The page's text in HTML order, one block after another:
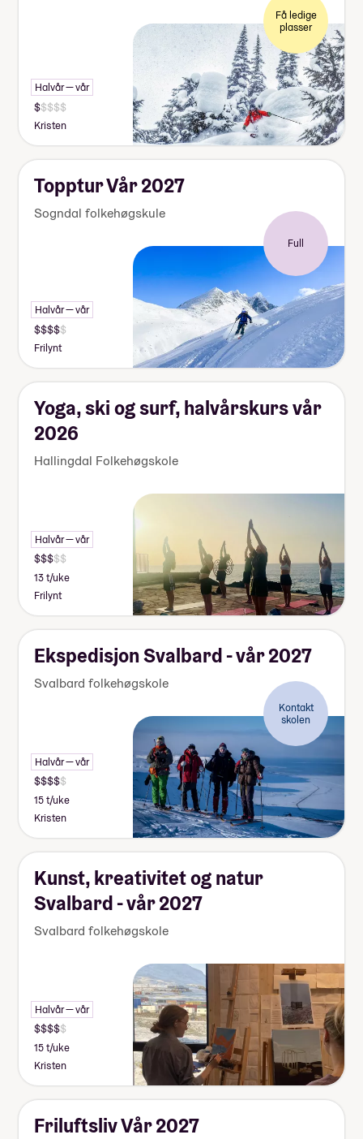
Få ledige
plasser
Halvår — vår
Kristen
Topptur Vår 2027
Sogndal folkehøgskule
Full
Halvår — vår
Frilynt
Yoga, ski og surf, halvårskurs vår
2026
Hallingdal Folkehøgskole
Halvår — vår
13 t/uke
Frilynt
Ekspedisjon Svalbard - vår 2027
Svalbard folkehøgskole
Kontakt
skolen
Halvår — vår
15 t/uke
Kristen
Kunst, kreativitet og natur
Svalbard - vår 2027
Svalbard folkehøgskole
Halvår — vår
15 t/uke
Kristen
Friluftsliv Vår 2027